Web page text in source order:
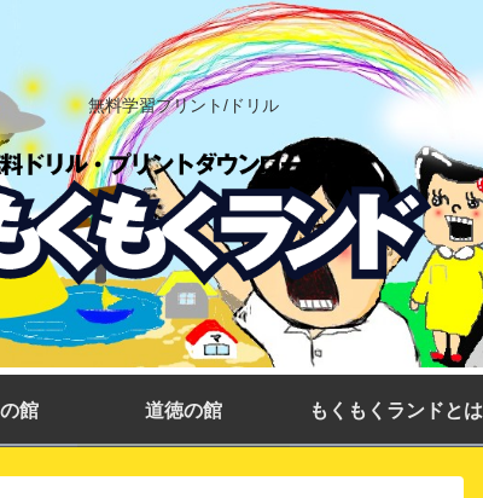
無料学習プリント/ドリル
館 道徳の館 もくもくランドとは